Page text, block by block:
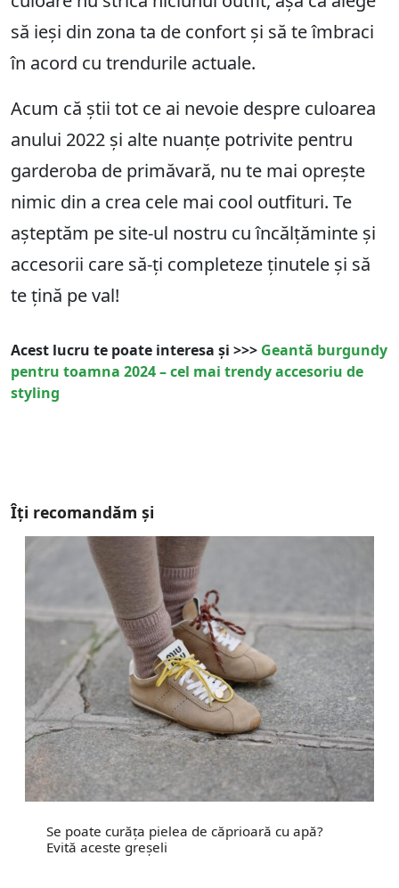
să ieși din zona ta de confort și să te îmbraci
în acord cu trendurile actuale.
Acum că știi tot ce ai nevoie despre culoarea
anului 2022 și alte nuanțe potrivite pentru
garderoba de primăvară, nu te mai oprește
nimic din a crea cele mai cool outfituri. Te
așteptăm pe site-ul nostru cu încălțăminte și
accesorii care să-ți completeze ținutele și să
te țină pe val!
Acest lucru te poate interesa și >>> Geantă burgundy
pentru toamna 2024 – cel mai trendy accesoriu de
styling
Îți recomandăm și
Se poate curăța pielea de căprioară cu apă?
Evită aceste greșeli